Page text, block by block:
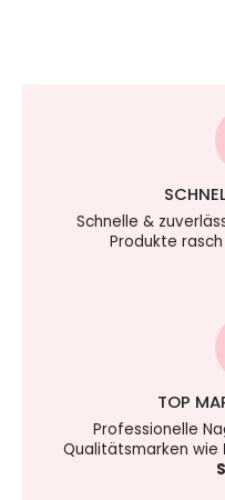
Schnelle &
Produkte
TOP
Professionelle
Qualitätsmarken wie